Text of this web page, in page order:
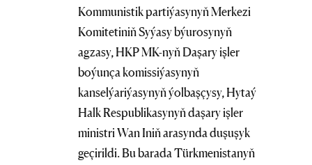
Kommunistik partiýasynyň Merkezi
Komitetiniň Syýasy býurosynyň
agzasy, HKP MK-nyň Daşary işler
boýunça komissiýasynyň
kanselýariýasynyň ýolbaşçysy, Hytaý
Halk Respublikasynyň daşary işler
ministri Wan Iniň arasynda duşuşyk
geçirildi. Bu barada Türkmenistanyň